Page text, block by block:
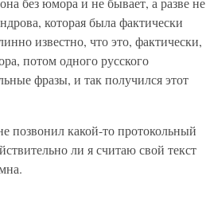
которая была фактически
известно, что это, фактически,
потом одного русского
фразы, и так получился этот
позвонил какой-то протокольный
ли я считаю свой текст